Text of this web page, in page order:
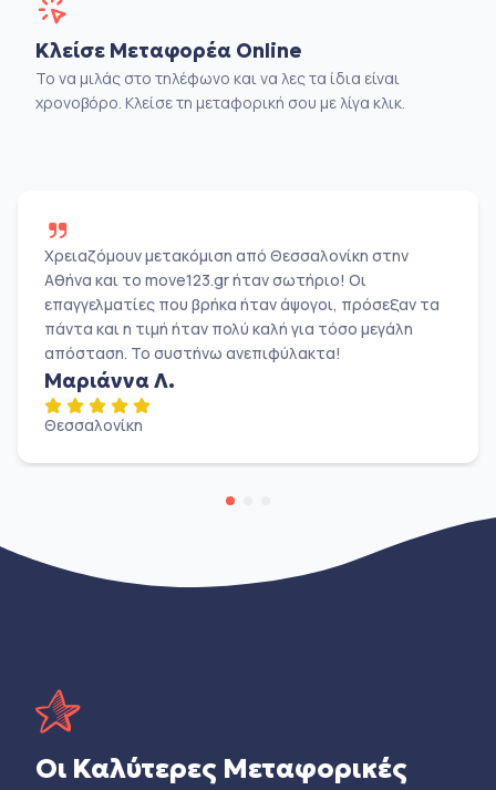
Κλείσε Μεταφορέα Online
Το να μιλάς στο τηλέφωνο και να λες τα ίδια είναι
χρονοβόρο. Κλείσε τη μεταφορική σου με λίγα κλικ.
Χρειαζόμουν μετακόμιση από Θεσσαλονίκη στην
Αθήνα και το move123.gr ήταν σωτήριο! Οι
επαγγελματίες που βρήκα ήταν άψογοι, πρόσεξαν τα
πάντα και η τιμή ήταν πολύ καλή για τόσο μεγάλη
απόσταση. Το συστήνω ανεπιφύλακτα!
Μαριάννα Λ.
Θεσσαλονίκη
Οι Καλύτερες Μεταφορικές